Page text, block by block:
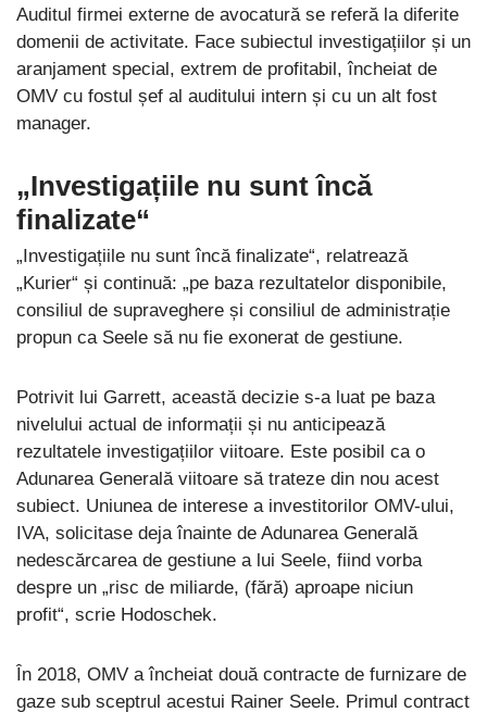
Auditul firmei externe de avocatură se referă la diferite
domenii de activitate. Face subiectul investigațiilor și un
aranjament special, extrem de profitabil, încheiat de
OMV cu fostul șef al auditului intern și cu un alt fost
manager.
„Investigațiile nu sunt încă
finalizate“
„Investigațiile nu sunt încă finalizate“, relatrează
„Kurier“ și continuă: „pe baza rezultatelor disponibile,
consiliul de supraveghere și consiliul de administrație
propun ca Seele să nu fie exonerat de gestiune.
Potrivit lui Garrett, această decizie s-a luat pe baza
nivelului actual de informații și nu anticipează
rezultatele investigațiilor viitoare. Este posibil ca o
Adunarea Generală viitoare să trateze din nou acest
subiect. Uniunea de interese a investitorilor OMV-ului,
IVA, solicitase deja înainte de Adunarea Generală
nedescărcarea de gestiune a lui Seele, fiind vorba
despre un „risc de miliarde, (fără) aproape niciun
profit“, scrie Hodoschek.
În 2018, OMV a încheiat două contracte de furnizare de
gaze sub sceptrul acestui Rainer Seele. Primul contract